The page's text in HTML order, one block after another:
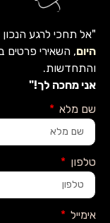
"אל תחכי לרגע
היום, השאירי פרטים
והתחדשות.
אני מחכה לך!"
שם מלא
טלפון
אימייל